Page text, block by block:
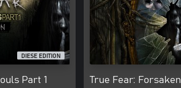
DIESE EDITION
Part 1 True Fear: